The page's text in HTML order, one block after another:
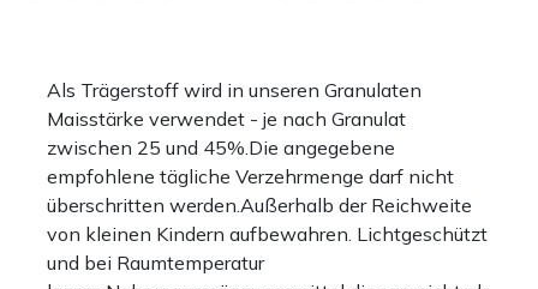
Als Trägerstoff wird in unseren Granulaten
Maisstärke verwendet - je nach Granulat
zwischen 25 und 45%.Die angegebene
empfohlene tägliche Verzehrmenge darf nicht
überschritten werden.Außerhalb der Reichweite
von kleinen Kindern aufbewahren. Lichtgeschützt
und bei Raumtemperatur